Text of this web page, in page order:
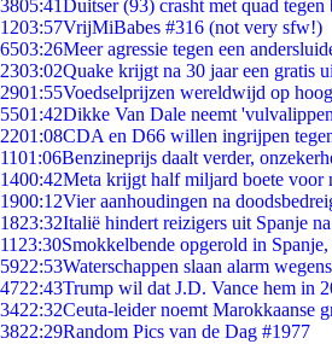
3805:41Duitser (93) crasht met quad
1203:57VrijMiBabes #316 (not very sfw!)
6503:26Meer agressie tegen een
2303:02Quake krijgt na 30 jaar een gratis
2901:55Voedselprijzen wereldwijd op
5501:42Dikke Van Dale neemt
2201:08CDA en D66 willen ingrijpen
1101:06Benzineprijs daalt verder,
1400:42Meta krijgt half miljard boete voor
1900:12Vier aanhoudingen na
1823:32Italië hindert reizigers uit Spanje
11 23:30Smokkelbende opgerold in
5922:53Waterschappen slaan alarm
4722:43Trump wil dat J.D. Vance hem in
3422:32Ceuta-leider noemt Marokkaanse
3822:29Random Pics van de Dag #1977